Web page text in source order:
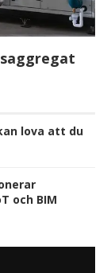
lova att du
och BIM